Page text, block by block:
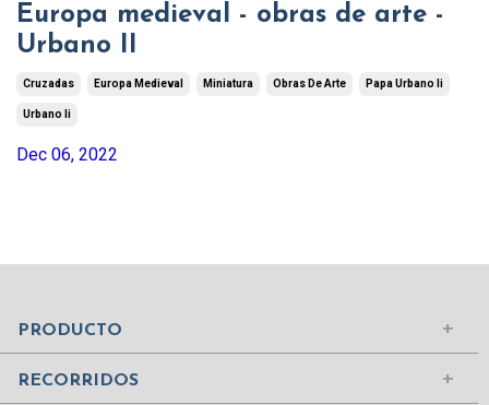
Europa medieval - obras de arte -
Urbano II
Cruzadas Europa Medieval Miniatura Obras De Arte Papa Urbano Ii
Urbano Ii
Dec 06, 2022
PRODUCTO
Iniciar sesión
Comprar suscripción
Contenidos
RECORRIDOS
Mundo Islámico
Civilizaciones de la Antigüedad
Ciudades del Mundo